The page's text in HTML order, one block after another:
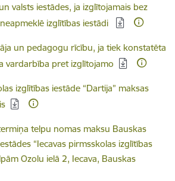
valsts iestādes, ja izglītojamais bez
izglītības iestādi
un pedagogu rīcību, ja tiek konstatēta
vardarbība pret izglītojamo
izglītības iestāde “Dartija” maksas
telpu nomas maksu Bauskas
“Iecavas pirmsskolas izglītības
Ozolu ielā 2, Iecava, Bauskas